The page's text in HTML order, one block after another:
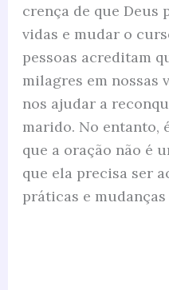
crença de que Deus
vidas e mudar o
pessoas acreditam
milagres em nossas
nos ajudar a
marido. No entanto,
que a oração não é
que ela precisa ser
práticas e